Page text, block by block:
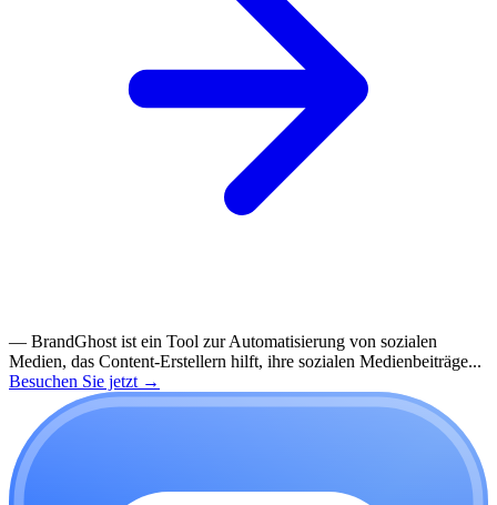
— BrandGhost ist ein Tool zur Automatisierung von sozialen
Medien, das Content-Erstellern hilft, ihre sozialen Medienbeiträge...
Besuchen Sie jetzt →